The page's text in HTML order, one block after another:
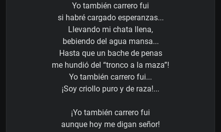
Yo también carrero fui
si habré cargado esperanzas...
Llevando mi chata llena,
bebiendo del agua mansa...
Hasta que un bache de penas
me hundió del “tronco a la maza”!
Yo también carrero fui...
¡Soy criollo puro y de raza!...
¡Yo también carrero fui
aunque hoy me digan señor!